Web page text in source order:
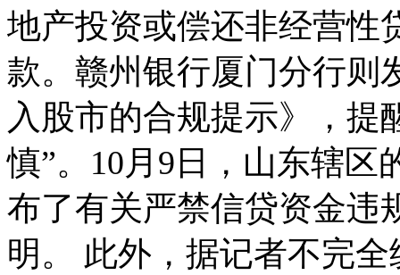
地产投资或偿还非经营性
款。赣州银行厦门分行则
入股市的合规提示》，提
慎”。10月9日，山东辖区
布了有关严禁信贷资金违
明。 此外，据记者不完